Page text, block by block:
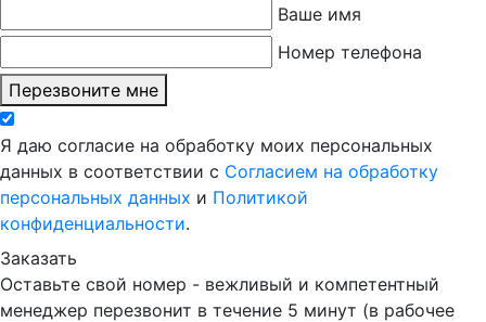
Ваше имя
Номер телефона
Перезвоните мне
Я даю согласие на обработку моих персональных
данных в соответствии с Согласием на обработку
персональных данных и Политикой
конфиденциальности.
Заказать
Оставьте свой номер - вежливый и компетентный
менеджер перезвонит в течение 5 минут (в рабочее